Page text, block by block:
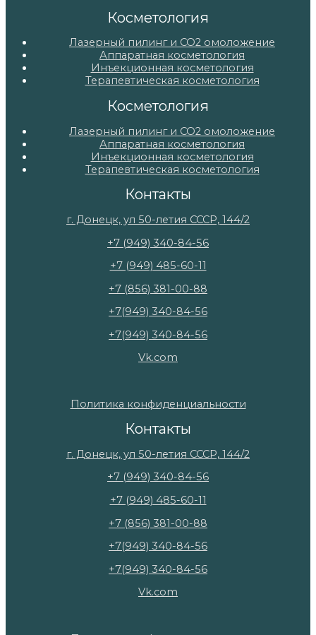
Косметология
Лазерный пилинг и СО2 омоложение
Аппаратная косметология
Инъекционная косметология
Терапевтическая косметология
Косметология
Лазерный пилинг и СО2 омоложение
Аппаратная косметология
Инъекционная косметология
Терапевтическая косметология
Контакты
г. Донецк, ул 50-летия СССР, 144/2
+7 (949) 340-84-56
+7 (949) 485-60-11
+7 (856) 381-00-88
+7(949) 340-84-56
+7(949) 340-84-56
Vk.com
Политика конфиденциальности
Контакты
г. Донецк, ул 50-летия СССР, 144/2
+7 (949) 340-84-56
+7 (949) 485-60-11
+7 (856) 381-00-88
+7(949) 340-84-56
+7(949) 340-84-56
Vk.com